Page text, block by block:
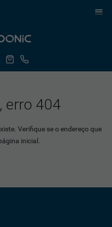
erro 404
Verifique se o endereço que
inicial.